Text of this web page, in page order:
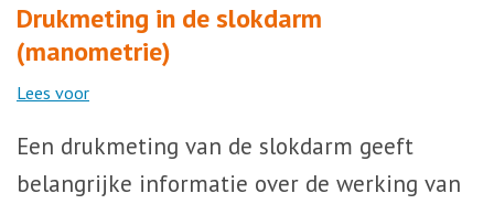
Drukmeting in de slokdarm
(manometrie)
Lees voor
Een drukmeting van de slokdarm geeft
belangrijke informatie over de werking van